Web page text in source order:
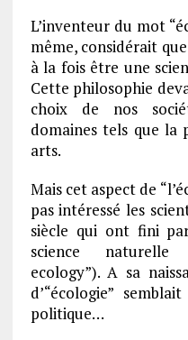
L’inventeur du mot
même, considérait
à la fois être une
Cette philosophie
choix de nos
domaines tels que la
arts.
Mais cet aspect de
pas intéressé les
siècle qui ont fini
science naturelle
ecology”). A sa
d’“écologie”
politique…